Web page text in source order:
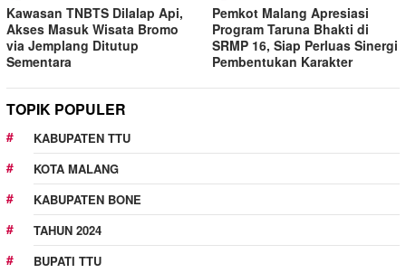
Kawasan TNBTS Dilalap Api,
Akses Masuk Wisata Bromo
via Jemplang Ditutup
Sementara
Pemkot Malang Apresiasi
Program Taruna Bhakti di
SRMP 16, Siap Perluas Sinergi
Pembentukan Karakter
TOPIK POPULER
KABUPATEN TTU
KOTA MALANG
KABUPATEN BONE
TAHUN 2024
BUPATI TTU